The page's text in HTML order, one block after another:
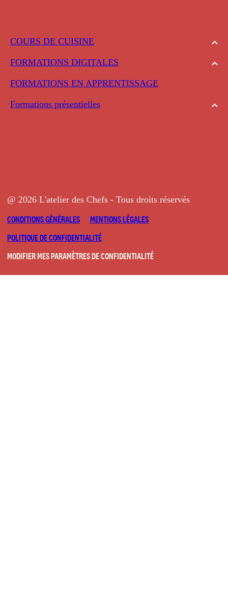
COURS DE CUISINE
FORMATIONS DIGITALES
FORMATIONS EN APPRENTISSAGE
Formations présentielles
@ 2026 L'atelier des Chefs - Tous droits réservés
CONDITIONS GÉNÉRALES
MENTIONS LÉGALES
POLITIQUE DE CONFIDENTIALITÉ
MODIFIER MES PARAMÈTRES DE CONFIDENTIALITÉ